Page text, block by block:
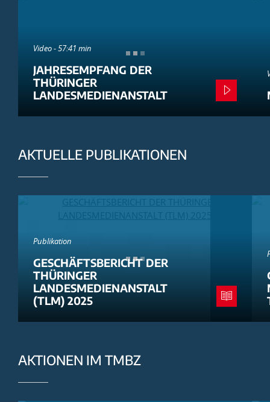
Video - 57:41 min
JAHRESEMPFANG DER
THÜRINGER
LANDESMEDIENANSTALT
AKTUELLE PUBLIKATIONEN
Publikation
GESCHÄFTSBERICHT DER
THÜRINGER
LANDESMEDIENANSTALT
(TLM) 2025
AKTIONEN IM TMBZ